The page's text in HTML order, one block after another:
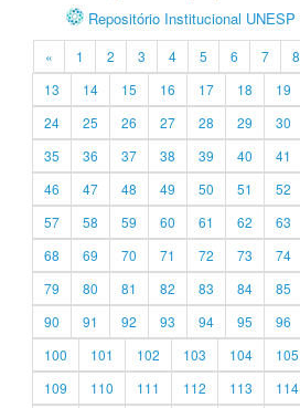
Repositório Institucional UNESP
« 1 2 3 4 5 6 7 8
13
14 15 16 17 18 19
24
25 26 27 28 29 30
35
36 37 38 39 40 41
46
47 48 49 50 51 52
57
58 59 60 61 62 63
68
69 70 71 72 73 74
79
80 81 82 83 84 85
90
91 92 93 94 95 96
100
101 102 103 104 105
109
110 111 112 113 114